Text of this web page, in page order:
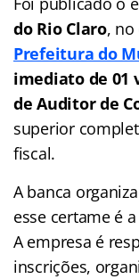
do Rio Claro, no
Prefeitura do
imediato de 01
deAuditor de
superior
fiscal.
A banca
esse certame é
A empresa é
inscrições,